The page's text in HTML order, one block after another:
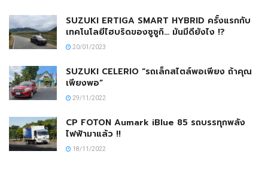
SUZUKI ERTIGA SMART HYBRID ครั้งแรกกับ
เทคโนโลยีไฮบริดของซูซูกิ… มันมีดียังไง !?
20/01/2023
SUZUKI CELERIO “รถเล็กสไตล์พอเพียง ถ้าคุณ
เพียงพอ”
29/11/2022
CP FOTON Aumark iBlue 85 รถบรรทุกพลัง
ไฟฟ้ามาแล้ว !!
18/11/2022